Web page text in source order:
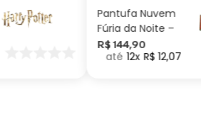
Pantufa Nuvem
Fúria da Noite –
Como Treinar
seu Dragão
R$ 144,90
12 R$ 12,07